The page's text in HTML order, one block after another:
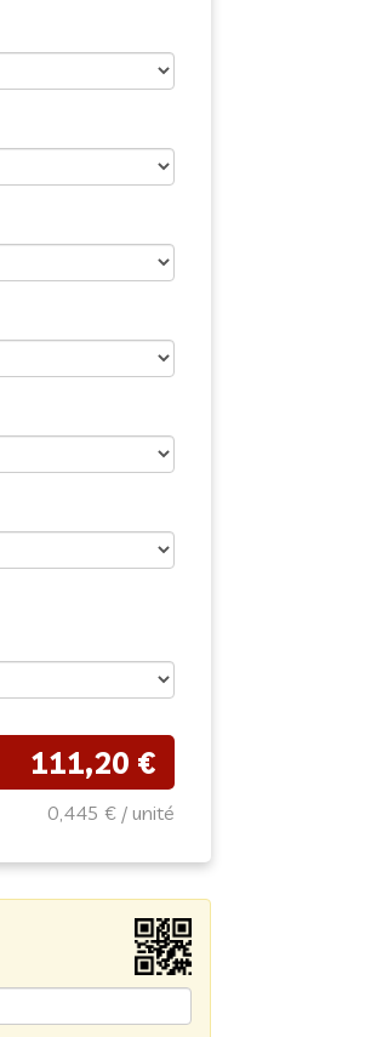
111,20 €
0,445 €